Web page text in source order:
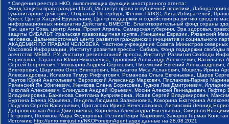
* Сведения реестра НКО, выполняющих функции иностранного агента:
Фонд защиты прав граждан Штаб, Институт права и публичной политики,
Гуманитарное действие, Открытый Петербург, Феникс ПЛЮС, Лига Избирателей,
Крест, Центр Хасдей Ерушалаим, Центр поддержки и содействия развитию средств
информационных инициатив Действие, ВМЕСТЕ, Благотворительный фонд охраны
Так, центр Сова, центр Анна, Проект Апрель, Самарская губерния, Эра здоровья,
защиты СИБАЛЬТ, Уральская правозащитная группа, Женщины Евразии, Рязанский
человека, Дальневосточный центр развития гражданских инициатив и социального
АКАДЕМИЯ ПО ПРАВАМ ЧЕЛОВЕКА, Частное учреждение Совета Министров северных
Массовой Информации, Институт развития прессы - Сибирь, Фонд поддержки
агентство МЕМО. РУ, Институт региональной прессы, Институт Развития Свободы
Борисовна, Таранова Юлия Николаевна, Туровский Александр Алексеевич,
Сергей Георгиевич, Пивоваров Андрей Сергеевич, Писемский Евгений
Викторович, Шарипков Олег Викторович, Мальсагов Муса Асланович, Мошель Ирина
Александровна, Исламов Тимур Рифгатович, Романова Ольга Евгеньевна, Щаров
Паутов Юрий Анатольевич, Верховский Александр Маркович, Пислакова-Паркер
Рачинский Ян Збигневич, Жемкова Елена Борисовна, Гудков Лев Дмитриевич,
Николай Алексеевич, Блинушов Андрей Юрьевич, Мосин Алексей Геннадьевич,
Владимировна, Баженова Светлана Куприяновна, Исаев Сергей Владимирович,
Буртина Елена Юрьевна, Гендель Людмила Залмановна, Кокорина Екатерина
Подузов Сергей Васильевич, Протасова Ирина Вячеславовна, Литинский Леонид
Добровольская Анна Дмитриевна, Королева Александра Евгеньевна, Смирнов
Петрович, Полякова Мара Федоровна, Резник Генри Маркович, Захаров Герман
Источник: http://unro.minjust.ru/NKOForeignAgent.aspx данные на 28.08.2021